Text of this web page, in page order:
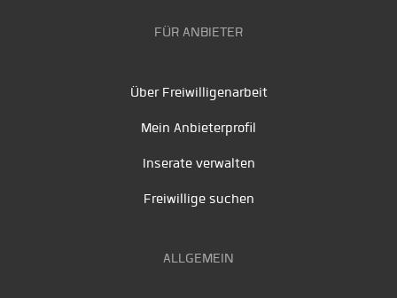
FÜR ANBIETER
Über Freiwilligenarbeit
Mein Anbieterprofil
Inserate verwalten
Freiwillige suchen
ALLGEMEIN